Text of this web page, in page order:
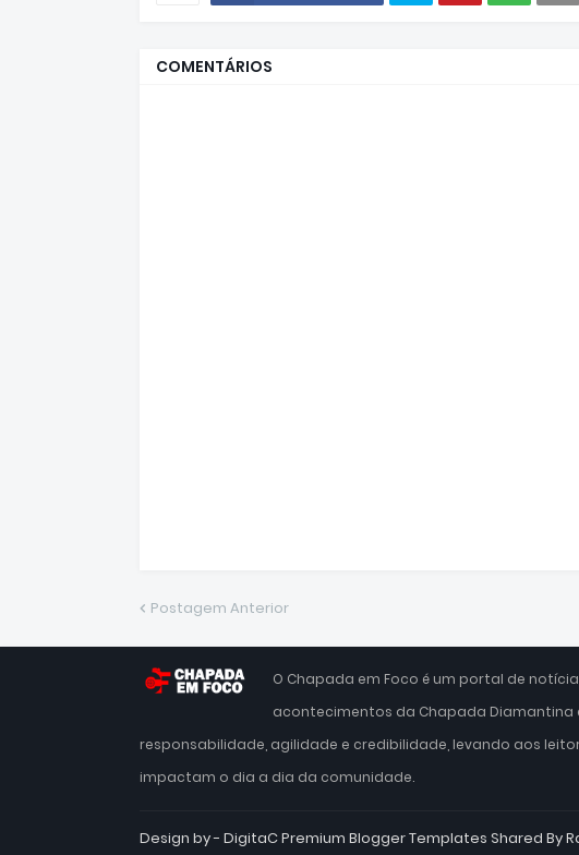
COMENTÁRIOS
Postagem Anterior
O Chapada em Foco é um portal de
acontecimentos da Chapada Diamantina
responsabilidade, agilidade e credibilidade, levando aos
impactam o dia a dia da comunidade.
Design by - DigitaCPremium Blogger Templates Shared By